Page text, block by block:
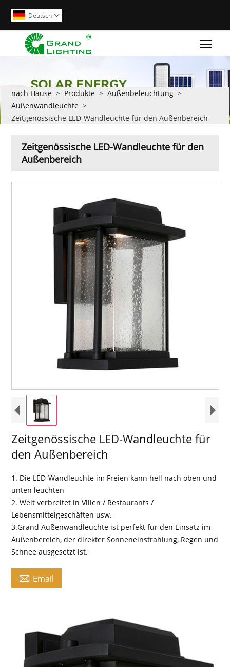
Deutsch 
nach Hause > Produkte > Außenbeleuchtung >
Außenwandleuchte >
Zeitgenössische LED-Wandleuchte für den Außenbereich
Zeitgenössische LED-Wandleuchte für den
Außenbereich
Zeitgenössische LED-Wandleuchte für
den Außenbereich
1. Die LED-Wandleuchte im Freien kann hell nach oben und
unten leuchten
2. Weit verbreitet in Villen / Restaurants /
Lebensmittelgeschäften usw.
3.Grand Außenwandleuchte ist perfekt für den Einsatz im
Außenbereich, der direkter Sonneneinstrahlung, Regen und
Schnee ausgesetzt ist.
 Email